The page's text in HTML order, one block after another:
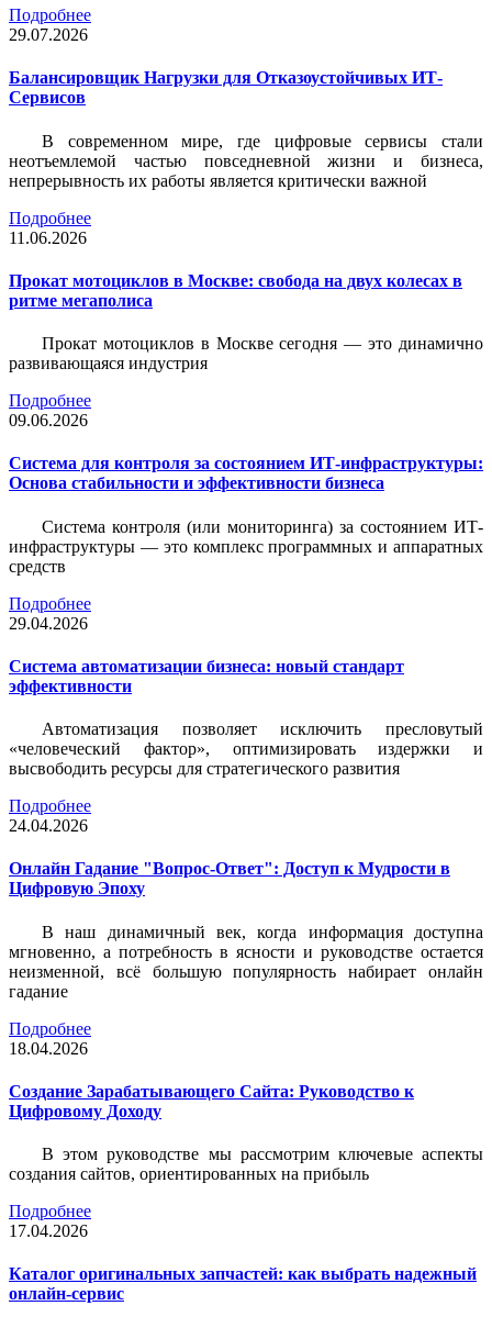
Подробнее
29.07.2026
Балансировщик Нагрузки для Отказоустойчивых ИТ-
Сервисов
В современном мире, где цифровые сервисы стали
неотъемлемой частью повседневной жизни и бизнеса,
непрерывность их работы является критически важной
Подробнее
11.06.2026
Прокат мотоциклов в Москве: свобода на двух колесах в
ритме мегаполиса
Прокат мотоциклов в Москве сегодня — это динамично
развивающаяся индустрия
Подробнее
09.06.2026
Система для контроля за состоянием ИТ-инфраструктуры:
Основа стабильности и эффективности бизнеса
Система контроля (или мониторинга) за состоянием ИТ-
инфраструктуры — это комплекс программных и аппаратных
средств
Подробнее
29.04.2026
Система автоматизации бизнеса: новый стандарт
эффективности
Автоматизация позволяет исключить пресловутый
«человеческий фактор», оптимизировать издержки и
высвободить ресурсы для стратегического развития
Подробнее
24.04.2026
Онлайн Гадание "Вопрос-Ответ": Доступ к Мудрости в
Цифровую Эпоху
В наш динамичный век, когда информация доступна
мгновенно, а потребность в ясности и руководстве остается
неизменной, всё большую популярность набирает онлайн
гадание
Подробнее
18.04.2026
Создание Зарабатывающего Сайта: Руководство к
Цифровому Доходу
В этом руководстве мы рассмотрим ключевые аспекты
создания сайтов, ориентированных на прибыль
Подробнее
17.04.2026
Каталог оригинальных запчастей: как выбрать надежный
онлайн-сервис